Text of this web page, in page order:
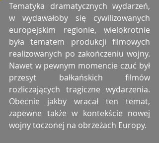
Tematyka dramatycznych wydarzeń,
w wydawałoby się cywilizowanych
europejskim regionie, wielokrotnie
była tematem produkcji filmowych
realizowanych po zakończeniu wojny.
Nawet w pewnym momencie czuć był
przesyt bałkańskich filmów
rozliczających tragiczne wydarzenia.
Obecnie jakby wracał ten temat,
zapewne także w kontekście nowej
wojny toczonej na obrzeżach Europy.